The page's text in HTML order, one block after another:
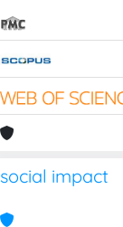
social impact